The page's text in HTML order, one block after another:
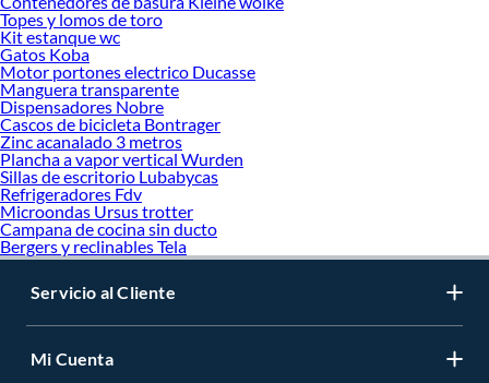
Topes y lomos de toro
Kit estanque wc
Gatos Koba
Motor portones electrico Ducasse
Manguera transparente
Dispensadores Nobre
Cascos de bicicleta Bontrager
Zinc acanalado 3 metros
Plancha a vapor vertical Wurden
Sillas de escritorio Lubabycas
Refrigeradores Fdv
Microondas Ursus trotter
Campana de cocina sin ducto
Bergers y reclinables Tela
Servicio al Cliente
Mi Cuenta